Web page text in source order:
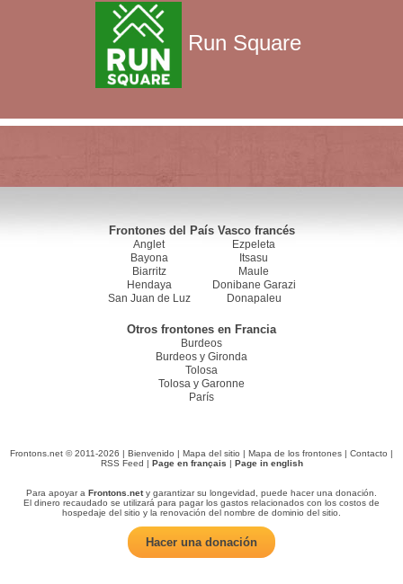
Run Square
Frontones del País Vasco francés
Anglet
Bayona
Biarritz
Hendaya
San Juan de Luz
Ezpeleta
Itsasu
Maule
Donibane Garazi
Donapaleu
Otros frontones en Francia
Burdeos
Burdeos y Gironda
Tolosa
Tolosa y Garonne
París
Frontons.net © 2011-2026 | Bienvenido | Mapa del sitio | Mapa de los frontones | Contacto |
RSS Feed | Page en français | Page in english
Para apoyar a Frontons.nety garantizar su longevidad, puede hacer una donación.
El dinero recaudado se utilizará para pagar los gastos relacionados con los costos de
hospedaje del sitio y la renovación del nombre de dominio del sitio.
Hacer una donación